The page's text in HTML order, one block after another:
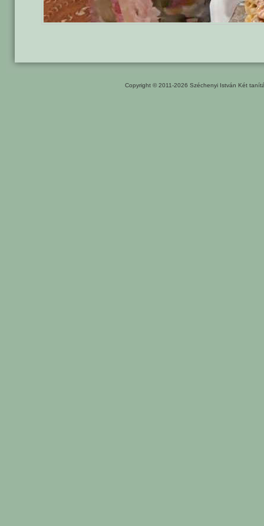
Copyright © 2011-2026 Széchenyi István Két